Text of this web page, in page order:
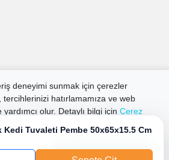
Kedi Tuvaleti Pembe 50x65x15.5 Cm
deneyimi sunmak için çerezler
tercihlerinizi hatırlamamıza ve web
olur. Detaylı bilgi için Çerez
Tüm Çerezleri Kabul Et
₺ değerinde indirim kuponu kazanın
Üye Ol
Tic. A.Ş. Her Hakkı Saklıdır.